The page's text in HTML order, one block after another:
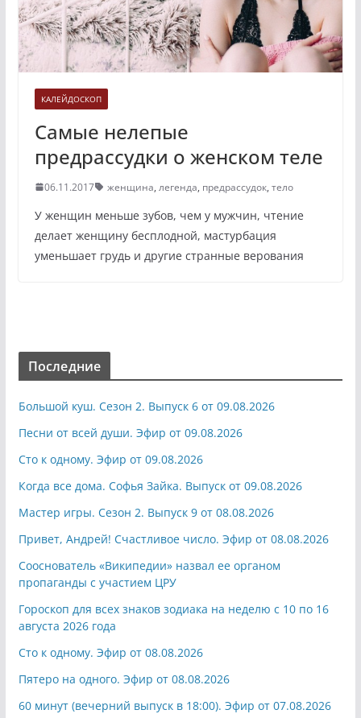
КАЛЕЙДОСКОП
Самые нелепые
предрассудки о женском теле
06.11.2017 женщина, легенда, предрассудок, тело
У женщин меньше зубов, чем у мужчин, чтение
делает женщину бесплодной, мастурбация
уменьшает грудь и другие странные верования
Последние
Большой куш. Сезон 2. Выпуск 6 от 09.08.2026
Песни от всей души. Эфир от 09.08.2026
Сто к одному. Эфир от 09.08.2026
Когда все дома. Софья Зайка. Выпуск от 09.08.2026
Мастер игры. Сезон 2. Выпуск 9 от 08.08.2026
Привет, Андрей! Счастливое число. Эфир от 08.08.2026
Сооснователь «Википедии» назвал ее органом
пропаганды с участием ЦРУ
Гороскоп для всех знаков зодиака на неделю с 10 по 16
августа 2026 года
Сто к одному. Эфир от 08.08.2026
Пятеро на одного. Эфир от 08.08.2026
60 минут (вечерний выпуск в 18:00). Эфир от 07.08.2026